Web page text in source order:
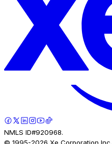
NMLS ID#920968.